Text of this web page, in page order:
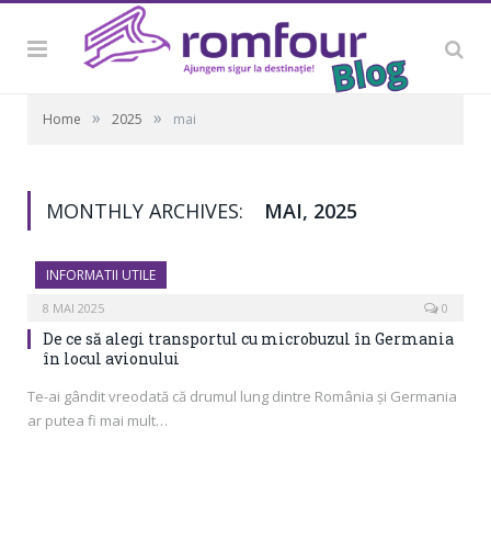
Home » 2025 » mai
MONTHLY ARCHIVES: MAI, 2025
INFORMATII UTILE
8 MAI 2025 0
De ce să alegi transportul cu microbuzul în Germania
în locul avionului
Te-ai gândit vreodată că drumul lung dintre România și Germania
ar putea fi mai mult…